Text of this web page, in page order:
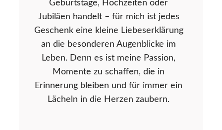
Geburtstage, Hochzeiten oder
Jubiläen handelt – für mich ist jedes
Geschenk eine kleine Liebeserklärung
an die besonderen Augenblicke im
Leben. Denn es ist meine Passion,
Momente zu schaffen, die in
Erinnerung bleiben und für immer ein
Lächeln in die Herzen zaubern.